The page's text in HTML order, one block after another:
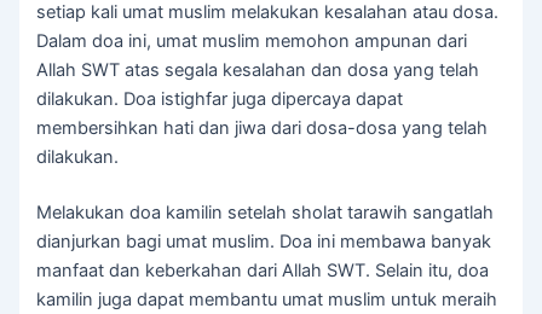
setiap kali umat muslim melakukan kesalahan atau dosa.
Dalam doa ini, umat muslim memohon ampunan dari
Allah SWT atas segala kesalahan dan dosa yang telah
dilakukan. Doa istighfar juga dipercaya dapat
membersihkan hati dan jiwa dari dosa-dosa yang telah
dilakukan.
Melakukan doa kamilin setelah sholat tarawih sangatlah
dianjurkan bagi umat muslim. Doa ini membawa banyak
manfaat dan keberkahan dari Allah SWT. Selain itu, doa
kamilin juga dapat membantu umat muslim untuk meraih